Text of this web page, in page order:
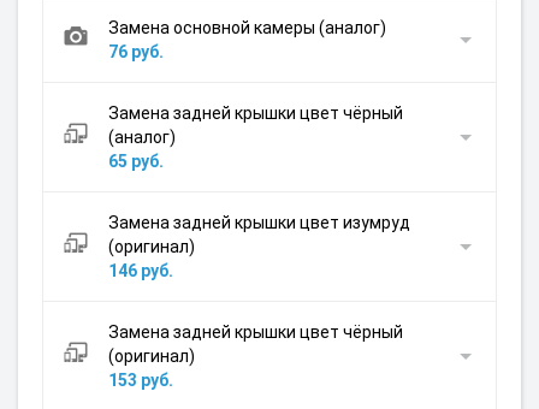
Замена основной камеры (аналог)
76 руб.
Замена задней крышки цвет чёрный
(аналог)
65 руб.
Замена задней крышки цвет изумруд
(оригинал)
146 руб.
Замена задней крышки цвет чёрный
(оригинал)
153 руб.